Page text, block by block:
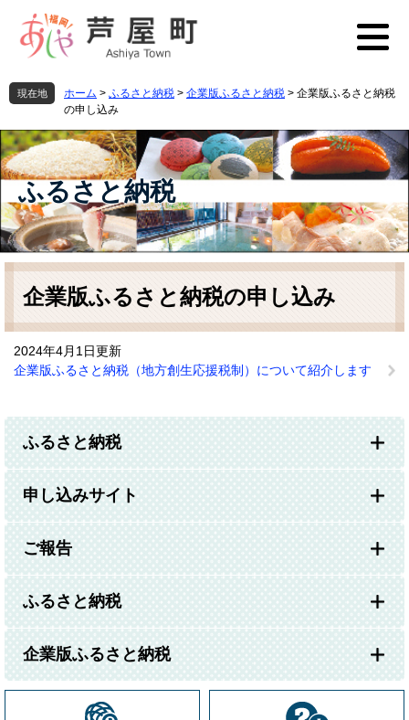
先
頭
す
。
を
飛
し
て
本
文
へ
現在地 ホーム > ふるさと納税 > 企業版ふるさと納税 > 企業版ふるさと納税
の申し込み
ふるさと納税
本
企業版ふるさと納税の申し込み
2024年4月1日更新
企業版ふるさと納税（地方創生応援税制）について紹介します
ふるさと納税
申し込みサイト
ご報告
ふるさと納税
企業版ふるさと納税